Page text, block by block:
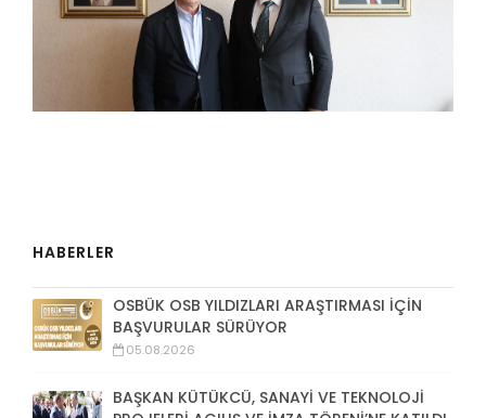
HABERLER
OSBÜK OSB YILDIZLARI ARAŞTIRMASI İÇİN
BAŞVURULAR SÜRÜYOR
05.08.2026
BAŞKAN KÜTÜKCÜ, SANAYİ VE TEKNOLOJİ